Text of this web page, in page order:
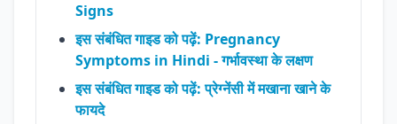
Signs
इस संबंधित गाइड को पढ़ें: Pregnancy
Symptoms in Hindi - गर्भावस्था के लक्षण
इस संबंधित गाइड को पढ़ें: प्रेग्नेंसी में मखाना खाने के
फायदे